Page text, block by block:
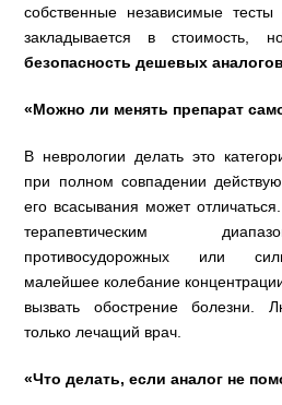
собственные независимые тесты
закладывается в стоимость,
безопасность дешевых аналогов
«Можно ли менять препарат
В неврологии делать это
при полном совпадении
его всасывания может
терапевтическим
противосудорожных или
малейшее колебание
вызвать обострение болезни.
только лечащий врач.
«Что делать, если аналог не